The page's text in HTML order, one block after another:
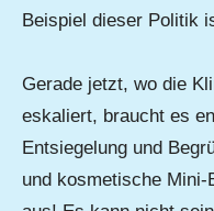
Beispiel dieser Politik
Gerade jetzt, wo die
eskaliert, braucht es
Entsiegelung und
und kosmetische Mini-